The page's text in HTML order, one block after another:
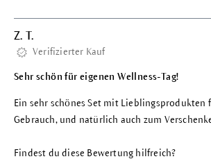
Z. T.
Verifizierter Kauf
Sehr schön für eigenen Wellness-Tag!
Ein sehr schönes Set mit Lieblingsprodukten
Gebrauch, und natürlich auch zum
Findest du diese Bewertung hilfreich?